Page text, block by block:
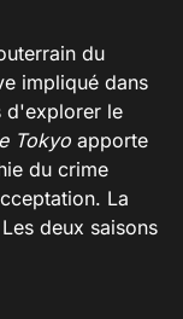
du
impliqué dans
d'explorer le
Tokyo apporte
du crime
La
deux saisons